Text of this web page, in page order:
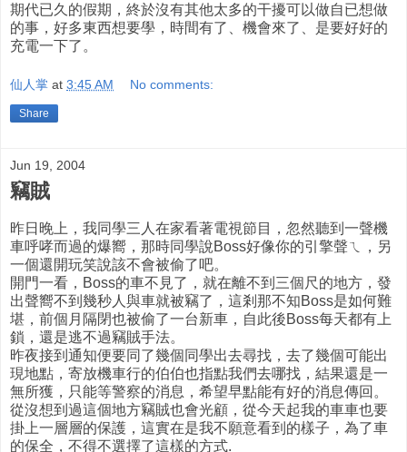
期代已久的假期，終於沒有其他太多的干擾可以做自已想做
的事，好多東西想要學，時間有了、機會來了、是要好好的
充電一下了。
仙人掌 at 3:45 AM No comments:
Share
Jun 19, 2004
竊賊
昨日晚上，我同學三人在家看著電視節目，忽然聽到一聲機
車呼哮而過的爆嚮，那時同學說Boss好像你的引擎聲ㄟ，另
一個還開玩笑說該不會被偷了吧。
開門一看，Boss的車不見了，就在離不到三個尺的地方，發
出聲嚮不到幾秒人與車就被竊了，這剎那不知Boss是如何難
堪，前個月隔閉也被偷了一台新車，自此後Boss每天都有上
鎖，還是逃不過竊賊手法。
昨夜接到通知便要同了幾個同學出去尋找，去了幾個可能出
現地點，寄放機車行的伯伯也指點我們去哪找，結果還是一
無所獲，只能等警察的消息，希望早點能有好的消息傳回。
從沒想到過這個地方竊賊也會光顧，從今天起我的車車也要
掛上一層層的保護，這實在是我不願意看到的樣子，為了車
的保全，不得不選擇了這樣的方式.